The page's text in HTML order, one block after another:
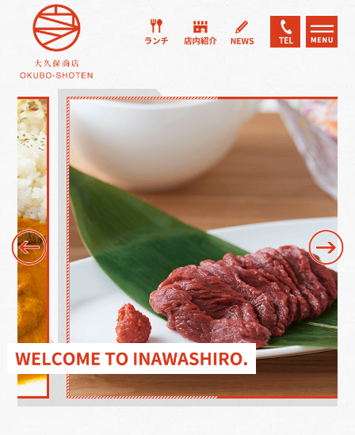
TOP トップ
SCENE こんな時に
ランチ
食べ歩き
お土産
MENU メニュー
FLOOR 店内紹介
ACCESS 店舗情報